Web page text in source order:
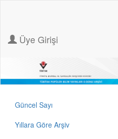
Üye Girişi
Güncel Sayı
Yıllara Göre Arşiv